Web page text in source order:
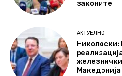
законите
АКТУЕЛНО
Николоски: